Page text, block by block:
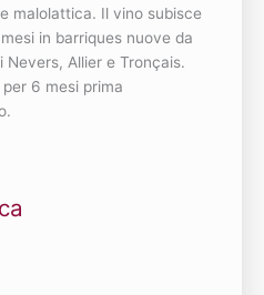
malolattica. Il vino subisce
in barriques nuove da
Allier e Tronçais.
6 mesi prima